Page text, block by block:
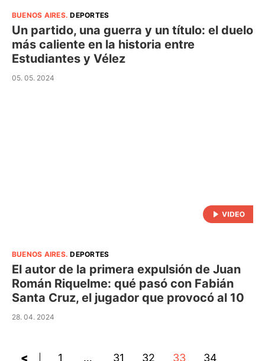
BUENOS AIRES.DEPORTES
Un partido, una guerra y un título: el duelo
más caliente en la historia entre
Estudiantes y Vélez
05. 05. 2024
BUENOS AIRES.DEPORTES
El autor de la primera expulsión de Juan
Román Riquelme: qué pasó con Fabián
Santa Cruz, el jugador que provocó al 10
28. 04. 2024
< 1 … 31 32 33 34